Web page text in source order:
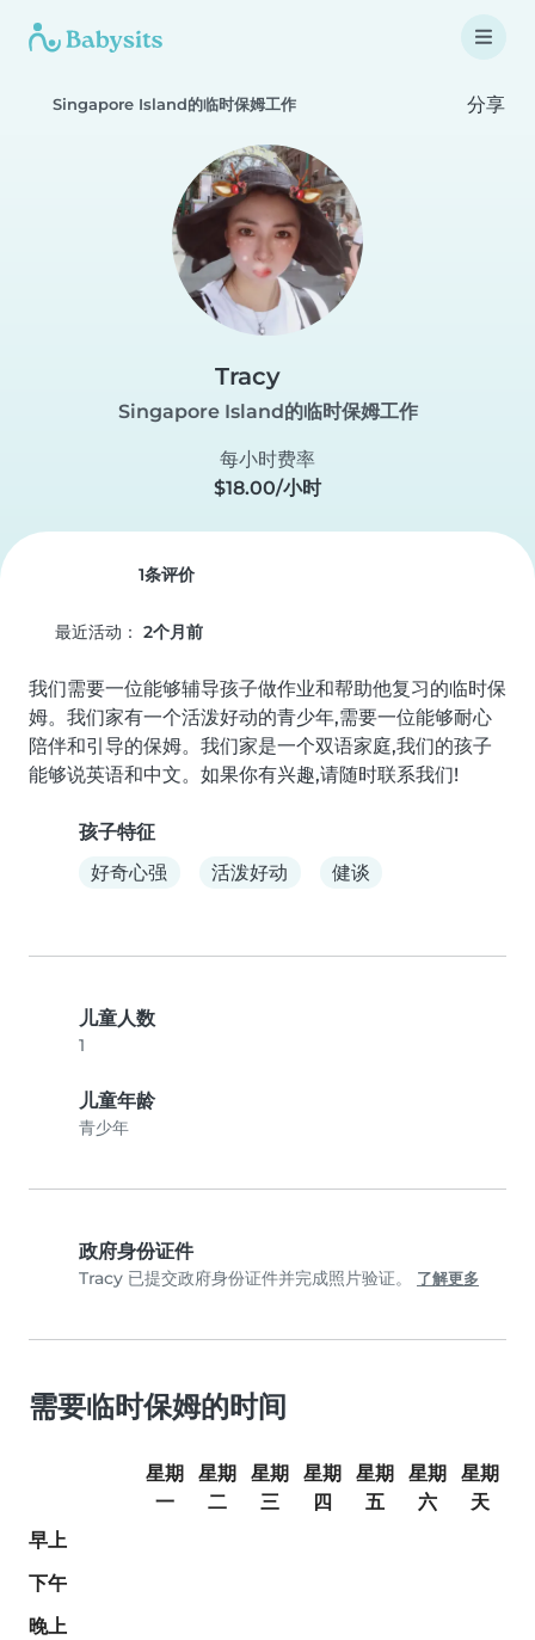
Singapore Island的临时保姆工作 分享
Tracy
Singapore Island的临时保姆工作
每小时费率
$18.00/小时
1条评价
最近活动： 2个月前
我们需要一位能够辅导孩子做作业和帮助他复习的临时保
姆。我们家有一个活泼好动的青少年,需要一位能够耐心
陪伴和引导的保姆。我们家是一个双语家庭,我们的孩子
能够说英语和中文。如果你有兴趣,请随时联系我们!
孩子特征
好奇心强
活泼好动 健谈
儿童人数
1
儿童年龄
青少年
政府身份证件
Tracy 已提交政府身份证件并完成照片验证。 了解更多
需要临时保姆的时间
星期
一
星期
二
星期
三
星期
四
星期
五
星期
六
星期
天
早上
下午
晚上